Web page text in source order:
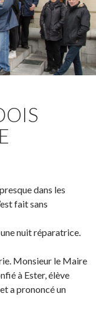
dans les
fait sans
nuit réparatrice.
Monsieur le Maire
à Ester, élève
a prononcé un